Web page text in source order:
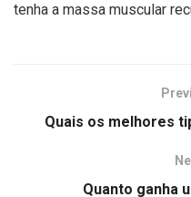
tenha a massa muscular
Quais os melhores
Quanto ganha